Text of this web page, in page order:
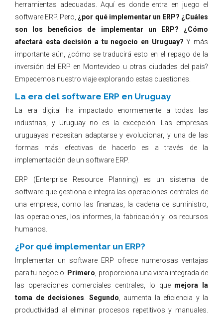
herramientas adecuadas. Aquí es donde entra en juego el
software ERP. Pero, ¿por qué implementar un ERP? ¿Cuáles
son los beneficios de implementar un ERP? ¿Cómo
afectará esta decisión a tu negocio en Uruguay? Y más
importante aún, ¿cómo se traducirá esto en el repago de la
inversión del ERP en Montevideo u otras ciudades del país?
Empecemos nuestro viaje explorando estas cuestiones.
La era del software ERP en Uruguay
La era digital ha impactado enormemente a todas las
industrias, y Uruguay no es la excepción. Las empresas
uruguayas necesitan adaptarse y evolucionar, y una de las
formas más efectivas de hacerlo es a través de la
implementación de un software ERP.
ERP (Enterprise Resource Planning) es un sistema de
software que gestiona e integra las operaciones centrales de
una empresa, como las finanzas, la cadena de suministro,
las operaciones, los informes, la fabricación y los recursos
humanos.
¿Por qué implementar un ERP?
Implementar un software ERP ofrece numerosas ventajas
para tu negocio.
Primero , proporciona una vista integrada de
las operaciones comerciales centrales, lo que mejora la
toma de decisiones
Segundo , aumenta la eficiencia y la
productividad al eliminar procesos repetitivos y manuales.